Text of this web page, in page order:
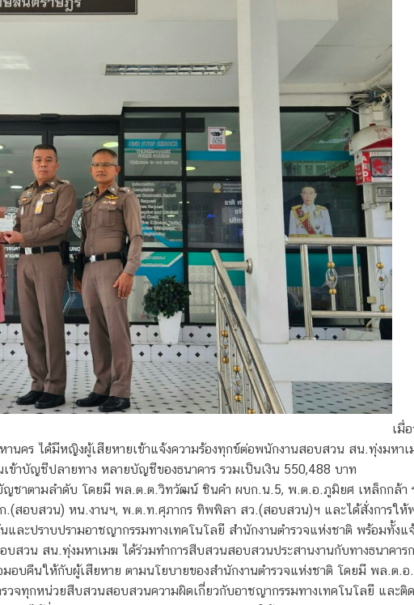
เมื่
นคร ได้มีหญิงผู้เสียหายเข้าแจ้งความร้องทุกข์ต่อพนักงานสอบสวน สน.ทุ่งมหา
ข้าบัญชีปลายทาง หลายบัญชีของธนาคาร รวมเป็นเงิน 550,488 บาท
ญชาตามลำดับ โดยมี พล.ต.ต.วิทวัฒน์ ชินคำ ผบก.น.5, พ.ต.อ.ภูมิยศ เหล็กกล้
สอบสวน) หน.งานฯ, พ.ต.ท.ศุภากร ทิพพิลา สว.(สอบสวน)ฯ และได้สั่งการใ
ละปราบปรามอาชญากรรมทางเทคโนโลยี สำนักงานตำรวจแห่งชาติ พร้อมทั้งแ
สวน สน.ทุ่งมหาเมฆ ได้ร่วมทำการสืบสวนสอบสวนประสานงานกับทางธนาคาร
อบคืนให้กับผู้เสียหาย ตามนโยบายของสำนักงานตำรวจแห่งชาติ โดยมี พล.ต.
วจทุกหน่วยสืบสวนสอบสวนความผิดเกี่ยวกับอาชญากรรมทางเทคโนโลยี แล